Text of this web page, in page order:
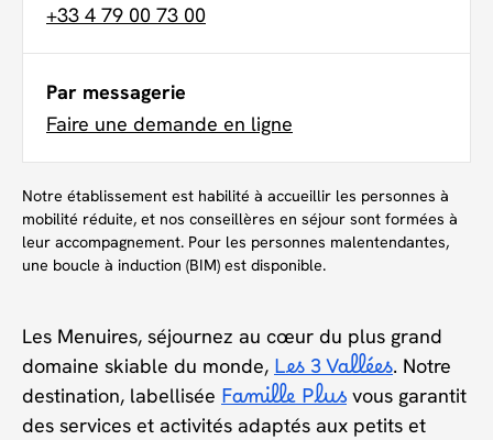
+33 4 79 00 73 00
Par messagerie
Faire une demande en ligne
Notre établissement est habilité à accueillir les personnes à
mobilité réduite, et nos conseillères en séjour sont formées à
leur accompagnement. Pour les personnes malentendantes,
une boucle à induction (BIM) est disponible.
Les Menuires, séjournez au cœur du plus grand
domaine skiable du monde, Les 3 Vallées. Notre
destination, labellisée Famille Plus vous garantit
des services et activités adaptés aux petits et